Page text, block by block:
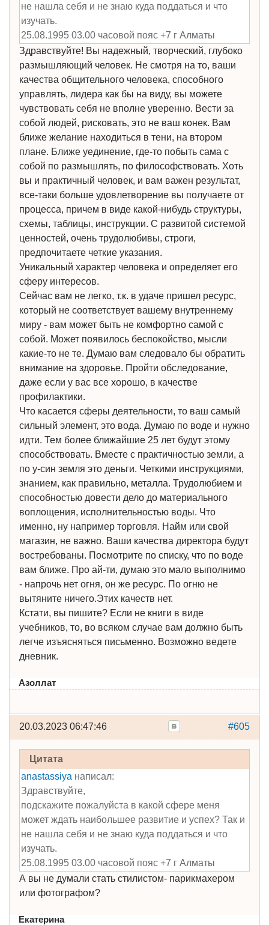
не нашла себя и не знаю куда поддаться и что
изучать.
25.08.1995 03.00 часовой пояс +7 г Алматы
Здравствуйте! Вы надежный, творческий, глубоко
размышляющий человек. Не смотря на то, ваши
качества общительного человека, способного
управлять, лидера как бы на виду, вы можете
чувствовать себя не вполне уверенно. Вести за
собой людей, рисковать, это не ваш конек. Вам
ближе желание находиться в тени, на втором
плане. Ближе уединение, где-то побыть сама с
собой по размышлять, по философствовать. Хоть
вы и практичный человек, и вам важен результат,
все-таки больше удовлетворение вы получаете от
процесса, причем в виде какой-нибудь структуры,
схемы, таблицы, инструкции. С развитой системой
ценностей, очень трудолюбивы, строги,
предпочитаете четкие указания.
Уникальный характер человека и определяет его
сферу интересов.
Сейчас вам не легко, т.к. в удаче пришел ресурс,
который не соответствует вашему внутреннему
миру - вам может быть не комфортно самой с
собой. Может появилось беспокойство, мысли
какие-то не те. Думаю вам следовало бы обратить
внимание на здоровье. Пройти обследование,
даже если у вас все хорошо, в качестве
профилактики.
Что касается сферы деятельности, то ваш самый
сильный элемент, это вода. Думаю по воде и нужно
идти. Тем более ближайшие 25 лет будут этому
способствовать. Вместе с практичностью земли, а
по у-син земля это деньги. Четкими инструкциями,
знанием, как правильно, металла. Трудолюбием и
способностью довести дело до материального
воплощения, исполнительностью воды. Что
именно, ну например торговля. Найм или свой
магазин, не важно. Ваши качества директора будут
востребованы. Посмотрите по списку, что по воде
вам ближе. Про ай-ти, думаю это мало выполнимо
- напрочь нет огня, он же ресурс. По огню не
вытяните ничего.Этих качеств нет.
Кстати, вы пишите? Если не книги в виде
учебников, то, во всяком случае вам должно быть
легче изъясняться письменно. Возможно ведете
дневник.
Азоллат
#605
20.03.2023 06:47:46
Цитата
anastassiya написал:
Здравствуйте,
подскажите пожалуйста в какой сфере меня
может ждать наибольшее развитие и успех? Так и
не нашла себя и не знаю куда поддаться и что
изучать.
25.08.1995 03.00 часовой пояс +7 г Алматы
А вы не думали стать стилистом- парикмахером
или фотографом?
Екатерина